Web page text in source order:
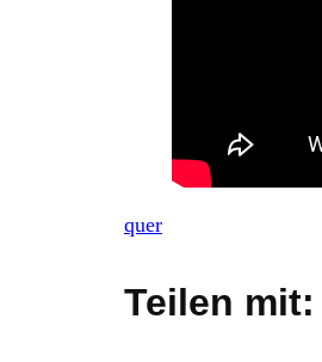
quer
Teilen mit: